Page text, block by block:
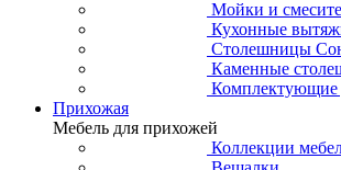
Мойки и
Кухонные
Столешницы
Каменные
Комплектующие
Прихожая
Мебель для прихожей
Коллекции